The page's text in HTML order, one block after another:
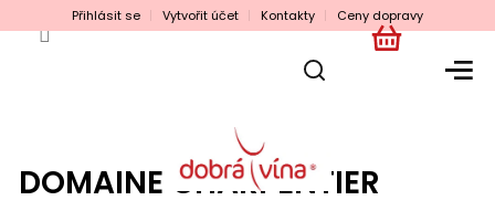
na
Přihlásit se Vytvořit účet Kontakty Ceny dopravy
NÁKUPNÍ
DOMAINE CHARPENTIER